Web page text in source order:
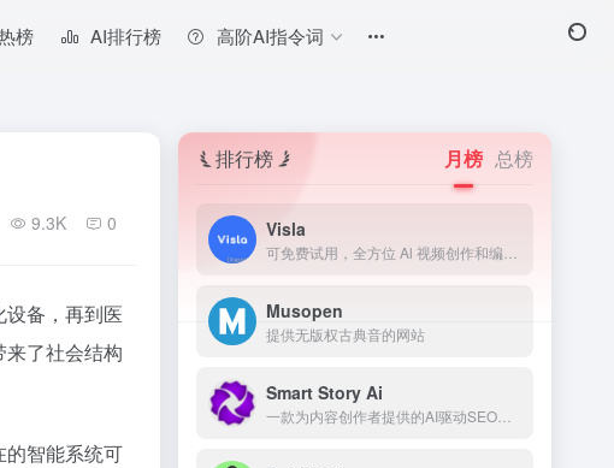
榜 AI排行榜 高阶AI指令词
9.3K 0
备，再到医
了社会结构
的智能系统可
排行榜 月榜 总榜
Visla
Musopen
提供无版权古典音的网站
Smart Story Ai